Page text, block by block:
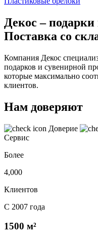
Декос –
Поставка со
Компания Декос
подарков и сувенирной
которые максимально
клиентов.
Нам доверяют
Доверие
Сервис
Более
4,000
Клиентов
С 2007 года
1500 м²